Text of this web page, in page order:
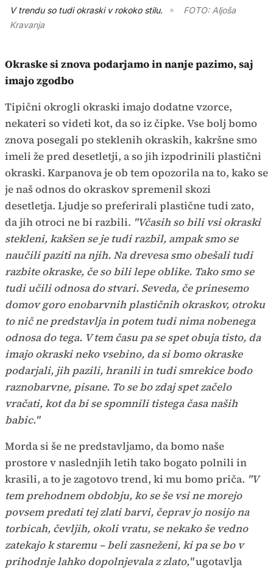
V trendu so tudi okraski v rokoko stilu.
FOTO: Aljoša
Kravanja
Okraske si znova podarjamo in nanje pazimo, saj
imajo zgodbo
Tipični okrogli okraski imajo dodatne vzorce,
nekateri so videti kot, da so iz čipke. Vse bolj bomo
znova posegali po steklenih okraskih, kakršne smo
imeli že pred desetletji, a so jih izpodrinili plastični
okraski. Karpanova je ob tem opozorila na to, kako se
je naš odnos do okraskov spremenil skozi
desetletja. Ljudje so preferirali plastične tudi zato,
da jih otroci ne bi razbili. "Včasih so bili vsi okraski
stekleni, kakšen se je tudi razbil, ampak smo se
naučili paziti na njih. Na drevesa smo obešali tudi
razbite okraske, če so bili lepe oblike. Tako smo se
tudi učili odnosa do stvari. Seveda, če prinesemo
domov goro enobarvnih plastičnih okraskov, otroku
to nič ne predstavlja in potem tudi nima nobenega
odnosa do tega. V tem času pa se spet obuja tisto, da
imajo okraski neko vsebino, da si bomo okraske
podarjali, jih pazili, hranili in tudi smrekice bodo
raznobarvne, pisane. To se bo zdaj spet začelo
vračati, kot da bi se spomnili tistega časa naših
babic."
Morda si še ne predstavljamo, da bomo naše
prostore v naslednjih letih tako bogato polnili in
krasili, a to je zagotovo trend, ki mu bomo priča. "V
tem prehodnem obdobju, ko se še vsi ne morejo
povsem predati tej zlati barvi, čeprav jo nosijo na
torbicah, čevljih, okoli vratu, se nekako še vedno
zatekajo k staremu – beli zasneženi, ki pa se bo v
prihodnje lahko dopolnjevala z zlato,"ugotavlja